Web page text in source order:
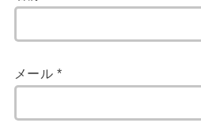
メール *